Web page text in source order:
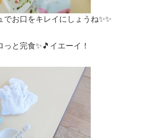
でお口をキレイにしょうね✨✨
と完食✨🎵イエーイ！